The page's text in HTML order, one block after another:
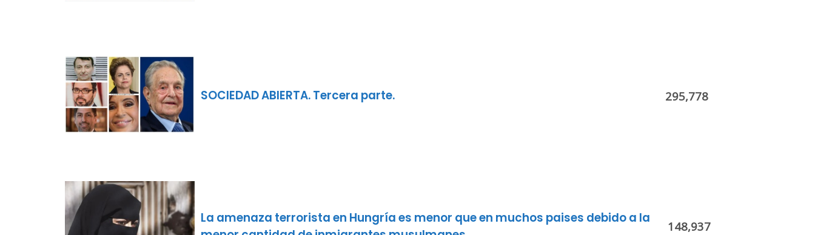
SOCIEDAD ABIERTA. Tercera parte. 295,778
La amenaza terrorista en Hungría es menor que en muchos paises debido a la
148,937